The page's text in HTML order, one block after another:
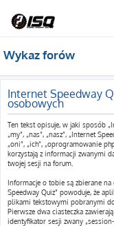
Wykaz forów
Internet Speedway
osobowych
Ten tekst opisuje, w jaki sposób
„my”, „nas”, „nasz”, „Internet
„oni”, „ich”, „oprogramowanie
korzystają z informacji zwanymi
twojej sesji na forum.
Informacje o tobie są zbierane
Speedway Quiz” powoduje, że
plikami tekstowymi pobranymi
Pierwsze dwa ciasteczka
identyfikator sesji zwany